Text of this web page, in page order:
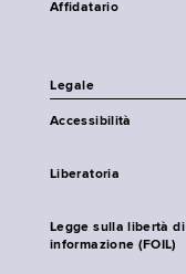
Affidatario
Legale
Accessibilità
Liberatoria
Legge sulla libertà di
informazione (FOIL)